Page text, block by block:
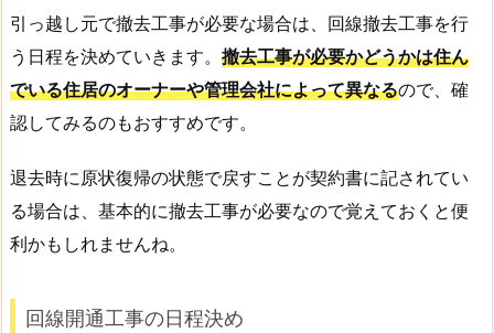
引っ越し元で撤去工事が必要な場合は、回線撤去工事を行
う日程を決めていきます。 撤去工事が必要かどうかは住ん
でいる住居のオーナーや管理会社によって異なるので、確
認してみるのもおすすめです。
退去時に原状復帰の状態で戻すことが契約書に記されてい
る場合は、基本的に撤去工事が必要なので覚えておくと便
利かもしれませんね。
回線開通工事の日程決め